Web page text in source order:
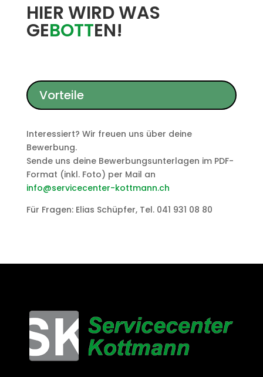
HIER WIRD WAS
GEBOTTEN!
Vorteile
Interessiert? Wir freuen uns über deine
Bewerbung.
Sende uns deine Bewerbungsunterlagen im PDF-
Format (inkl. Foto) per Mail an
info@servicecenter-kottmann.ch
Für Fragen: Elias Schüpfer, Tel. 041 931 08 80